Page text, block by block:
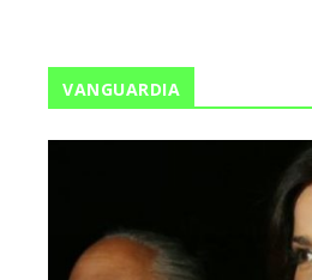
VANGUARDIA